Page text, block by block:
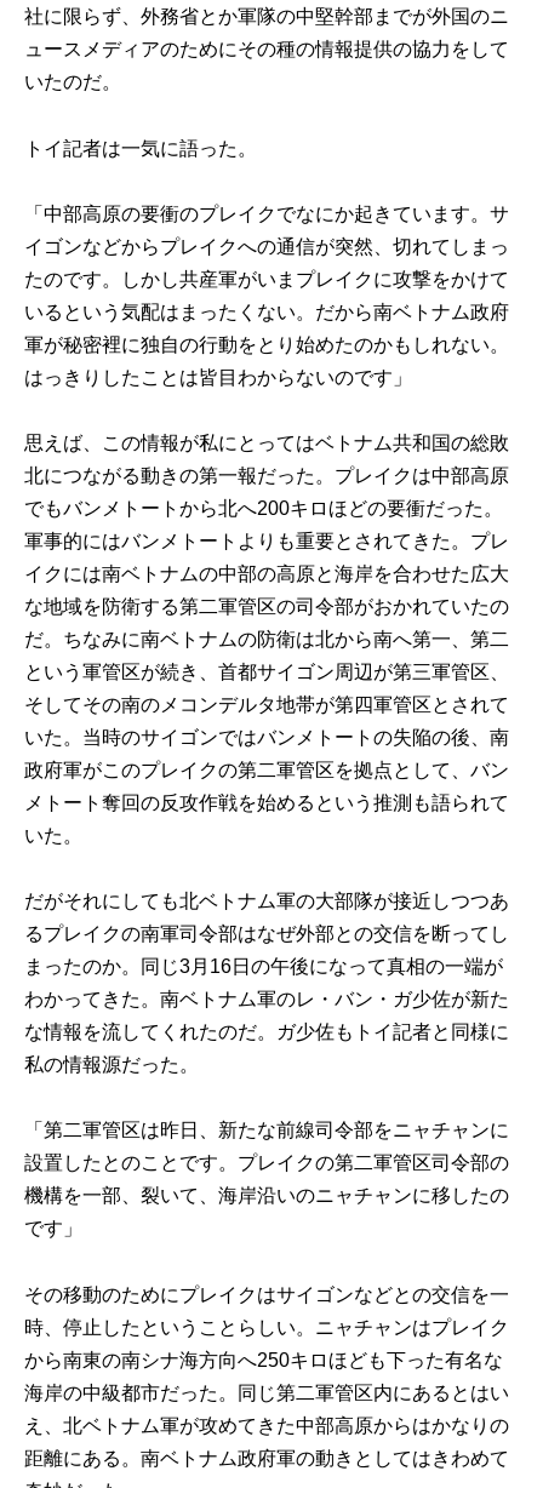
社に限らず、外務省とか軍隊の中堅幹部までが外国のニ
ュースメディアのためにその種の情報提供の協力をして
いたのだ。
トイ記者は一気に語った。
「中部高原の要衝のプレイクでなにか起きています。サ
イゴンなどからプレイクへの通信が突然、切れてしまっ
たのです。しかし共産軍がいまプレイクに攻撃をかけて
いるという気配はまったくない。だから南ベトナム政府
軍が秘密裡に独自の行動をとり始めたのかもしれない。
はっきりしたことは皆目わからないのです」
思えば、この情報が私にとってはベトナム共和国の総敗
北につながる動きの第一報だった。プレイクは中部高原
でもバンメトートから北へ200キロほどの要衝だった。
軍事的にはバンメトートよりも重要とされてきた。プレ
イクには南ベトナムの中部の高原と海岸を合わせた広大
な地域を防衛する第二軍管区の司令部がおかれていたの
だ。ちなみに南ベトナムの防衛は北から南へ第一、第二
という軍管区が続き、首都サイゴン周辺が第三軍管区、
そしてその南のメコンデルタ地帯が第四軍管区とされて
いた。当時のサイゴンではバンメトートの失陥の後、南
政府軍がこのプレイクの第二軍管区を拠点として、バン
メトート奪回の反攻作戦を始めるという推測も語られて
いた。
だがそれにしても北ベトナム軍の大部隊が接近しつつあ
るプレイクの南軍司令部はなぜ外部との交信を断ってし
まったのか。同じ3月16日の午後になって真相の一端が
わかってきた。南ベトナム軍のレ・バン・ガ少佐が新た
な情報を流してくれたのだ。ガ少佐もトイ記者と同様に
私の情報源だった。
「第二軍管区は昨日、新たな前線司令部をニャチャンに
設置したとのことです。プレイクの第二軍管区司令部の
機構を一部、裂いて、海岸沿いのニャチャンに移したの
です」
その移動のためにプレイクはサイゴンなどとの交信を一
時、停止したということらしい。ニャチャンはプレイク
から南東の南シナ海方向へ250キロほども下った有名な
海岸の中級都市だった。同じ第二軍管区内にあるとはい
え、北ベトナム軍が攻めてきた中部高原からはかなりの
距離にある。南ベトナム政府軍の動きとしてはきわめて